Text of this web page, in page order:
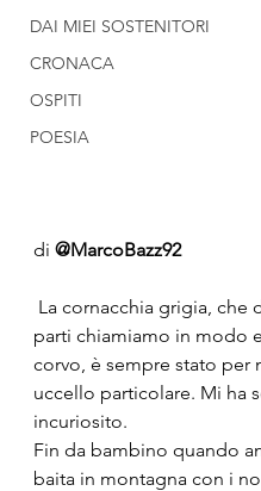
DAI MIEI SOSTENITORI
CRONACA
OSPITI
POESIA
di @MarcoBazz92
parti chiamiamo in modo
corvo, è sempre stato per
uccello particolare. Mi ha
incuriosito.
Fin da bambino quando
baita in montagna con i